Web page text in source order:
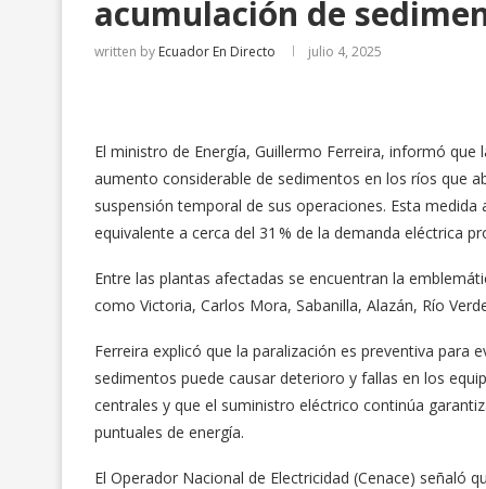
acumulación de
written by Ecuador En Directo julio 4, 2025
El ministro de Energía, Guillermo Ferreira, informó
aumento considerable de sedimentos en los ríos que
suspensión temporal de sus operaciones. Esta
equivalente a cerca del 31 % de la demanda eléctrica
Entre las plantas afectadas se encuentran la
como Victoria, Carlos Mora, Sabanilla, Alazán, Río
Ferreira explicó que la paralización es preventiva para
sedimentos puede causar deterioro y fallas en los
centrales y que el suministro eléctrico continúa
puntuales de energía.
El Operador Nacional de Electricidad (Cenace) señaló